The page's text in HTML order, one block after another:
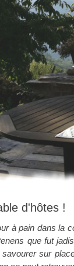
d'hôtes !
à pain dans la
que fut
savourer sur